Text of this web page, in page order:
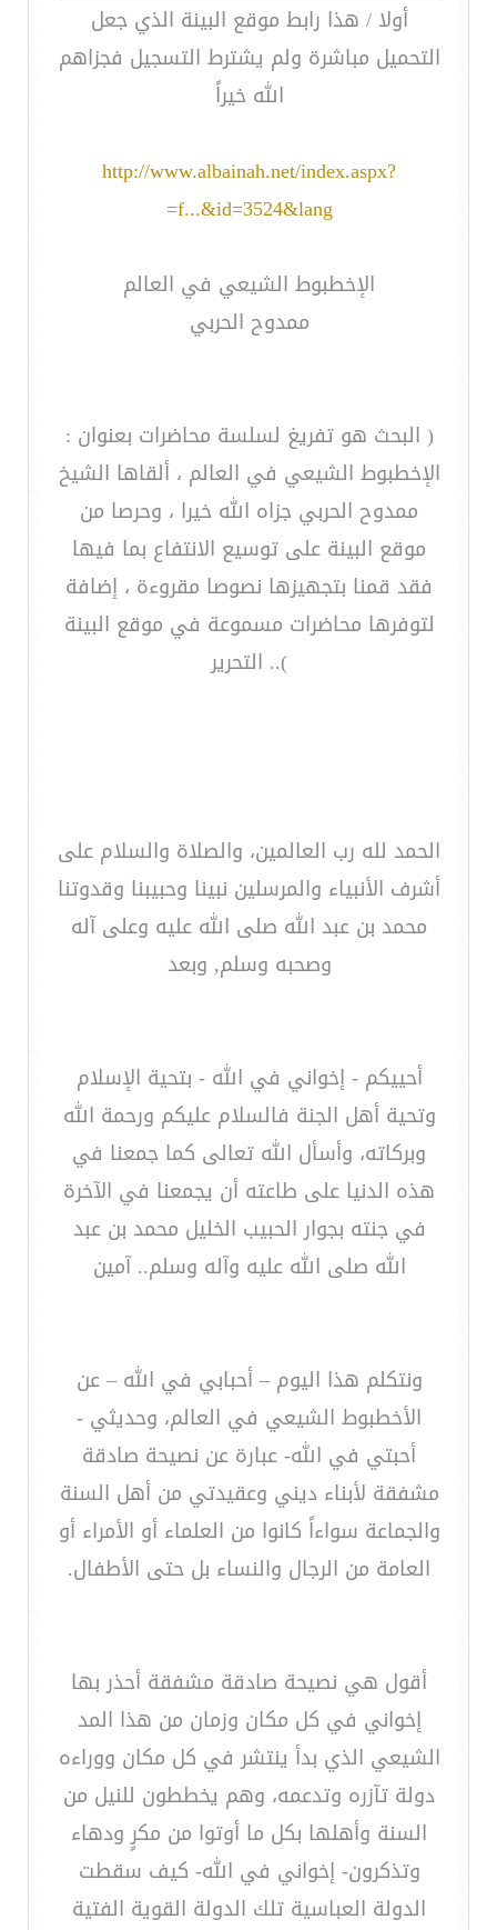
أولا / هذا رابط موقع البينة الذي جعل
التحميل مباشرة ولم يشترط التسجيل فجزاهم
الله خيراً
http://www.albainah.net/index.aspx?
f...&id=3524&lang=
الإخطبوط الشيعي في العالم
ممدوح الحربي
( البحث هو تفريغ لسلسة محاضرات بعنوان :
الإخطبوط الشيعي في العالم ، ألقاها الشيخ
ممدوح الحربي جزاه الله خيرا ، وحرصا من
موقع البينة على توسيع الانتفاع بما فيها
فقد قمنا بتجهيزها نصوصا مقروءة ، إضافة
لتوفرها محاضرات مسموعة في موقع البينة
).. التحرير
الحمد لله رب العالمين، والصلاة والسلام على
أشرف الأنبياء والمرسلين نبينا وحبيبنا وقدوتنا
محمد بن عبد الله صلى الله عليه وعلى آله
وصحبه وسلم, وبعد
أحييكم - إخواني في الله - بتحية الإسلام
وتحية أهل الجنة فالسلام عليكم ورحمة الله
وبركاته، وأسأل الله تعالى كما جمعنا في
هذه الدنيا على طاعته أن يجمعنا في الآخرة
في جنته بجوار الحبيب الخليل محمد بن عبد
الله صلى الله عليه وآله وسلم.. آمين
ونتكلم هذا اليوم – أحبابي في الله – عن
الأخطبوط الشيعي في العالم، وحديثي -
أحبتي في الله- عبارة عن نصيحة صادقة
مشفقة لأبناء ديني وعقيدتي من أهل السنة
والجماعة سواءاً كانوا من العلماء أو الأمراء أو
العامة من الرجال والنساء بل حتى الأطفال.
أقول هي نصيحة صادقة مشفقة أحذر بها
إخواني في كل مكان وزمان من هذا المد
الشيعي الذي بدأ ينتشر في كل مكان ووراءه
دولة تآزره وتدعمه، وهم يخططون للنيل من
السنة وأهلها بكل ما أوتوا من مكرٍ ودهاء
وتذكرون- إخواني في الله- كيف سقطت
الدولة العباسية تلك الدولة القوية الفتية